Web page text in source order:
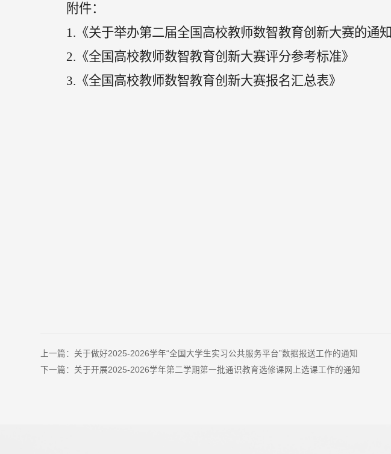
附件：
1.《关于举办第二届全国高校教师数智教育创新大赛的通知
2.《全国高校教师数智教育创新大赛评分参考标准》
3.《全国高校教师数智教育创新大赛报名汇总表》
上一篇： 关于做好2025-2026学年“全国大学生实习公共服务平台”数据报送工作的通知
下一篇： 关于开展2025-2026学年第二学期第一批通识教育选修课网上选课工作的通知